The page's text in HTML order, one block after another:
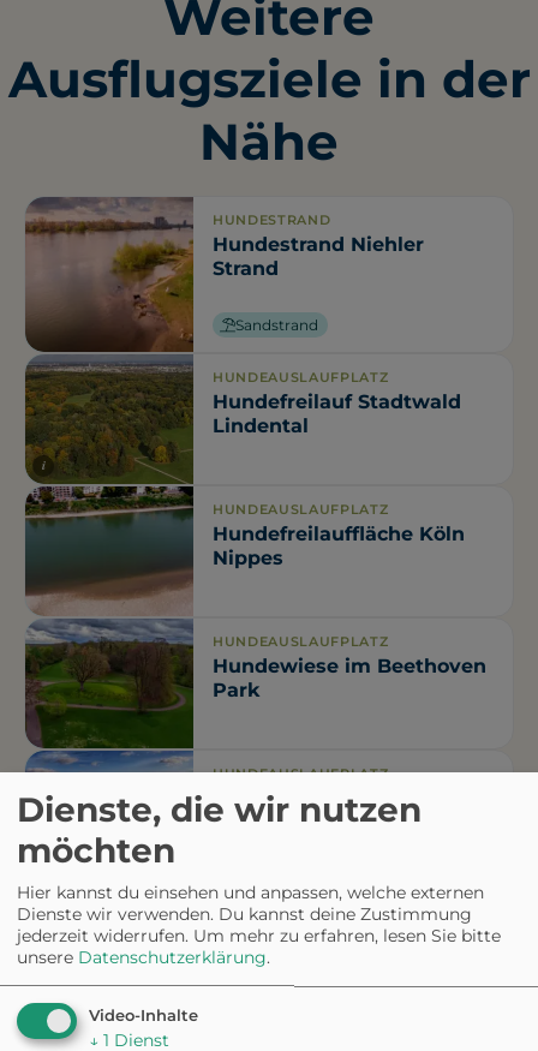
Weitere
Ausflugsziele in der
Nähe
HUNDESTRAND
Hundestrand Niehler
Strand
Sandstrand
i
HUNDEAUSLAUFPLATZ
Hundefreilauf Stadtwald
Lindental
HUNDEAUSLAUFPLATZ
Hundefreilauffläche Köln
Nippes
HUNDEAUSLAUFPLATZ
Hundewiese im Beethoven
Park
HUNDEAUSLAUFPLATZ
Hundewiese Stadtwald
West
HUNDEAUSLAUFPLATZ
Hundewiese Porz
Dienste, die wir nutzen
möchten
Hier kannst du einsehen und anpassen, welche externen
Dienste wir verwenden. Du kannst deine Zustimmung
jederzeit widerrufen. Um mehr zu erfahren, lesen Sie bitte
unsere Datenschutzerklärung.
Video-Inhalte
↓ 1 Dienst